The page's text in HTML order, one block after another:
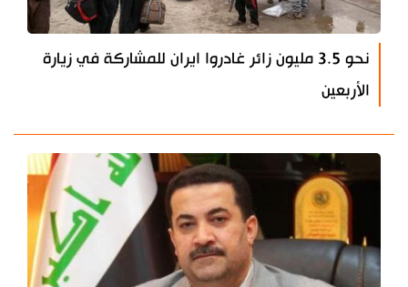
نحو 3.5 مليون زائر غادروا ايران للمشاركة في زيارة
الأربعين